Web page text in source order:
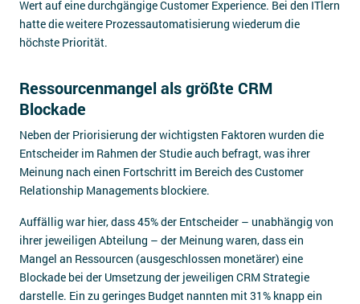
Wert auf eine durchgängige Customer Experience. Bei den ITlern
hatte die weitere Prozessautomatisierung wiederum die
höchste Priorität.
Ressourcenmangel als größte CRM
Blockade
Neben der Priorisierung der wichtigsten Faktoren wurden die
Entscheider im Rahmen der Studie auch befragt, was ihrer
Meinung nach einen Fortschritt im Bereich des Customer
Relationship Managements blockiere.
Auffällig war hier, dass 45% der Entscheider – unabhängig von
ihrer jeweiligen Abteilung – der Meinung waren, dass ein
Mangel an Ressourcen (ausgeschlossen monetärer) eine
Blockade bei der Umsetzung der jeweiligen CRM Strategie
darstelle. Ein zu geringes Budget nannten mit 31% knapp ein